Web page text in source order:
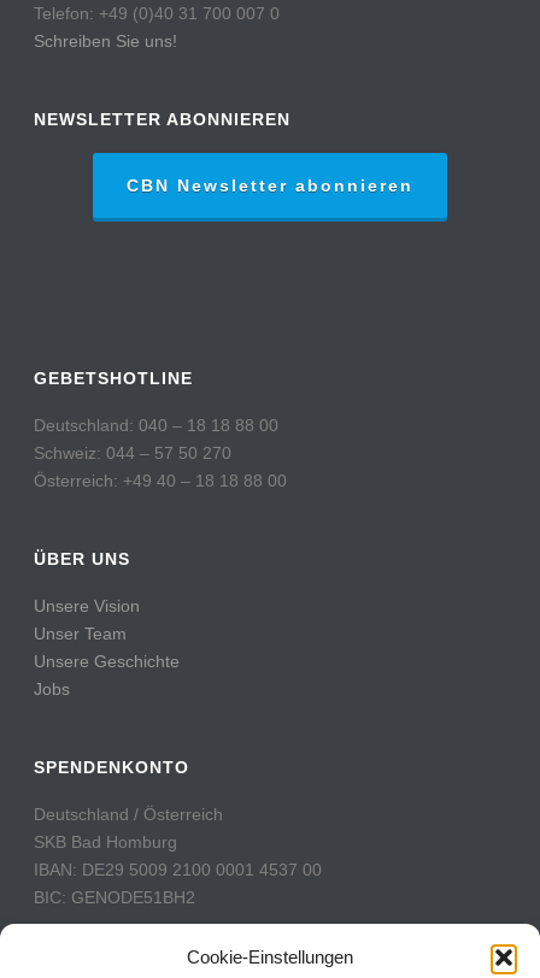
Cookie-Einstellungen
Telefon: +49 (0)40 31 700 007 0
Schreiben Sie uns!
NEWSLETTER ABONNIEREN
CBN Newsletter abonnieren
GEBETSHOTLINE
Deutschland: 040 – 18 18 88 00
Schweiz: 044 – 57 50 270
Österreich: +49 40 – 18 18 88 00
ÜBER UNS
Unsere Vision
Unser Team
Unsere Geschichte
Jobs
SPENDENKONTO
Deutschland / Österreich
SKB Bad Homburg
IBAN: DE29 5009 2100 0001 4537 00
BIC: GENODE51BH2